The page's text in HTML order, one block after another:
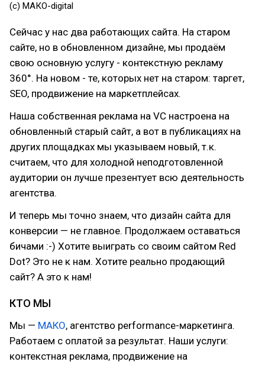
(c) МАКО-digital
Сейчас у нас два работающих сайта. На старом
сайте, но в обновленном дизайне, мы продаём
свою основную услугу - контекстную рекламу
360°. На новом - те, которых нет на старом: таргет,
SEO, продвижение на маркетплейсах.
Наша собственная реклама на VC настроена на
обновленный старый сайт, а вот в публикациях на
других площадках мы указываем новый, т.к.
считаем, что для холодной неподготовленной
аудитории он лучше презентует всю деятельность
агентства.
И теперь мы точно знаем, что дизайн сайта для
конверсии — не главное. Продолжаем оставаться
бичами :-) Хотите выиграть со своим сайтом Red
Dot? Это не к нам. Хотите реально продающий
сайт? А это к нам!
КТО МЫ
Мы — МАКО, агентство performance-маркетинга.
Работаем с оплатой за результат. Наши услуги:
контекстная реклама, продвижение на